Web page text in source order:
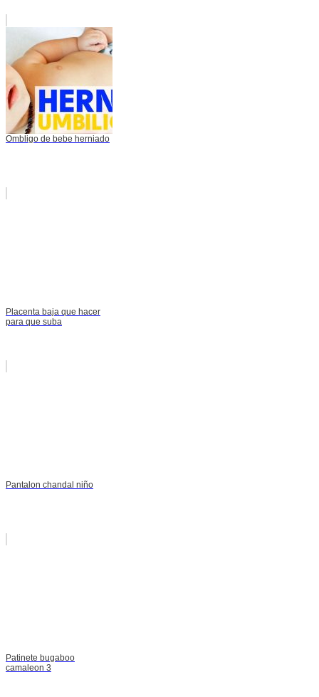
Ombligo de bebe herniado
Placenta baja que hacer
para que suba
Pantalon chandal niño
Patinete bugaboo
camaleon 3